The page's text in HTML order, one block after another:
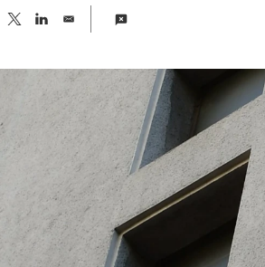
T
w
t
r
L
k
e
E
i
l